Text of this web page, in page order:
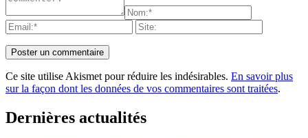
Ce site utilise Akismet pour réduire les indésirables. En savoir plus
sur la façon dont les données de vos commentaires sont traitées.
Dernières actualités